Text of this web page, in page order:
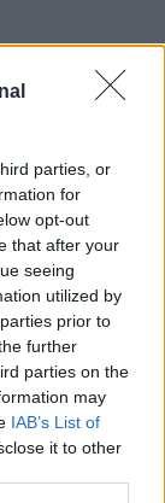
parties, or
for
opt-out
that after your
seeing
utilized by
prior to
further
parties on the
may
IAB’s List of
it to other
con